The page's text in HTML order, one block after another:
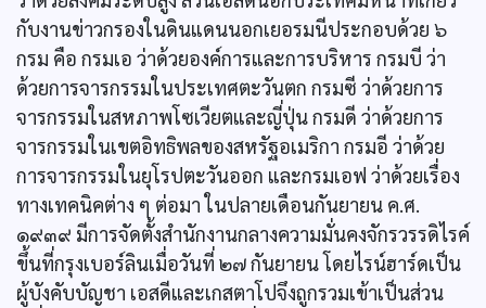
กับงานข่าวกรองในดินแดนนอกเยอรมนีประกอบด้วย ๖
กรม คือ กรมเอ ว่าด้วยองค์การและการบริหาร กรมบี ว่า
ด้วยการจารกรรมในประเทศตะวันตก กรมซี ว่าด้วยการ
จารกรรมในสหภาพโซเวียตและญี่ปุ่น กรมดี ว่าด้วยการ
จารกรรมในเขตอิทธิพลของสหรัฐอเมริกา กรมอี ว่าด้วย
การจารกรรมในยุโรปตะวันออก และกรมเอฟ ว่าด้วยเรื่อง
ทางเทคนิคต่าง ๆ ต่อมา ในปลายเดือนกันยายน ค.ศ.
๑๙๓๙ มีการจัดตั้งสำนักงานกลางความมั่นคงจักรวรรดิไรค์
ขึ้นที่กรุงเบอร์ลินเมื่อวันที่ ๒๗ กันยายน โดยไรน์ฮาร์ดเป็น
ผู้บังคับบัญชา เอสดีและเกสตาโปจึงถูกรวมเข้าเป็นส่วน